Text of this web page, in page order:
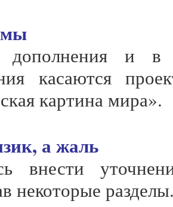
и в
касаются
картина мира».
а жаль
внести
некоторые